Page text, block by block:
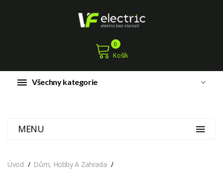
Košík
0
Všechny kategorie
MENU
Úvod
Dům, Hobby A Zahrada